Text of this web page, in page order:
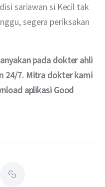
sariawan si Kecil tak
segera periksakan
pada dokter ahli
24/7. Mitra dokter kami
aplikasi Good